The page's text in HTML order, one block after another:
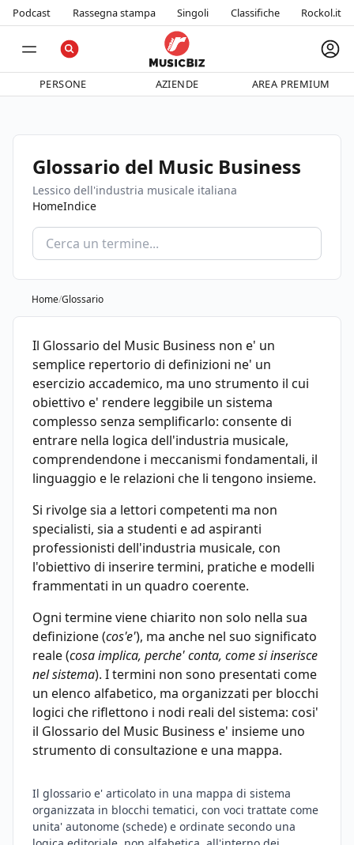
Podcast Rassegna stampa Singoli Classifiche Rockol.it
PERSONE AZIENDE AREA PREMIUM
Glossario del Music Business
Lessico dell'industria musicale italiana
HomeIndice
Cerca nel glossario
Home/Glossario
Il Glossario del Music Business non e' un
semplice repertorio di definizioni ne' un
esercizio accademico, ma uno strumento il cui
obiettivo e' rendere leggibile un sistema
complesso senza semplificarlo: consente di
entrare nella logica dell'industria musicale,
comprendendone i meccanismi fondamentali, il
linguaggio e le relazioni che li tengono insieme.
Si rivolge sia a lettori competenti ma non
specialisti, sia a studenti e ad aspiranti
professionisti dell'industria musicale, con
l'obiettivo di inserire termini, pratiche e modelli
frammentati in un quadro coerente.
Ogni termine viene chiarito non solo nella sua
definizione (cos'e'), ma anche nel suo significato
reale (cosa implica, perche' conta, come si inserisce
nel sistema). I termini non sono presentati come
un elenco alfabetico, ma organizzati per blocchi
logici che riflettono i nodi reali del sistema: cosi'
il Glossario del Music Business e' insieme uno
strumento di consultazione e una mappa.
Il glossario e' articolato in una mappa di sistema
organizzata in blocchi tematici, con voci trattate come
unita' autonome (schede) e ordinate secondo una